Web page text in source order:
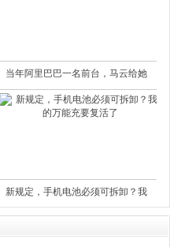
当年阿里巴巴一名前台，马云给她
新规定，手机电池必须可拆卸？我